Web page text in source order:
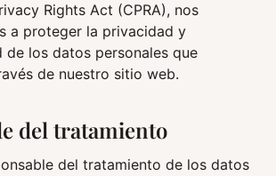
Rights Act (CPRA), nos
a proteger la privacidad y
de los datos personales que
de nuestro sitio web.
del tratamiento
del tratamiento de los datos